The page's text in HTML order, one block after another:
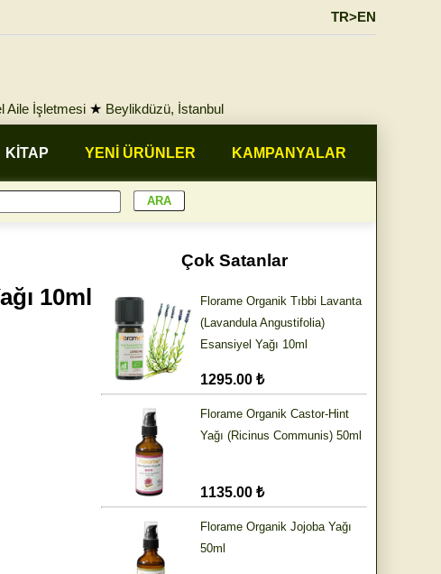
TR>EN
Aile İşletmesi ★ Beylikdüzü, İstanbul
KİTAP YENİ ÜRÜNLER KAMPANYALAR
10ml
Çok Satanlar
Florame Organik Tıbbi Lavanta
(Lavandula Angustifolia)
Esansiyel Yağı 10ml
1295.00 ₺
Florame Organik Castor-Hint
Yağı (Ricinus Communis) 50ml
1135.00 ₺
Florame Organik Jojoba Yağı
50ml